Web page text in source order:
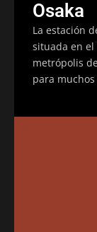
Osaka
La estación
situada en el
metrópolis
para muchos